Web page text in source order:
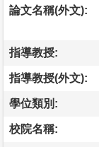
論文名稱(外文):
指導教授:
指導教授(外文):
學位類別:
校院名稱: